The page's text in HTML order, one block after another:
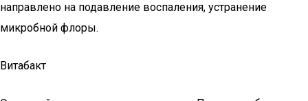
направлено на подавление воспаления, устранение
микробной флоры.
Витабакт